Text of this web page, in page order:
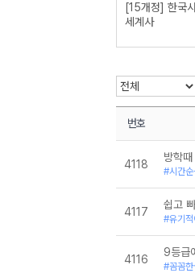
[15개정] 한국
세계사
한국사
번호
4118
방학
#시간
4117
쉽고
#유기
4116
9등급
#꼼꼼